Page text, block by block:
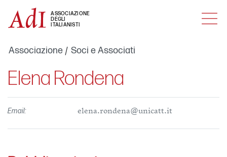
ASSOCIAZIONE
DEGLI
ITALIANISTI
MENU
Associazione Soci e Associati
Elena Rondena
Email: elena.rondena@unicatt.it